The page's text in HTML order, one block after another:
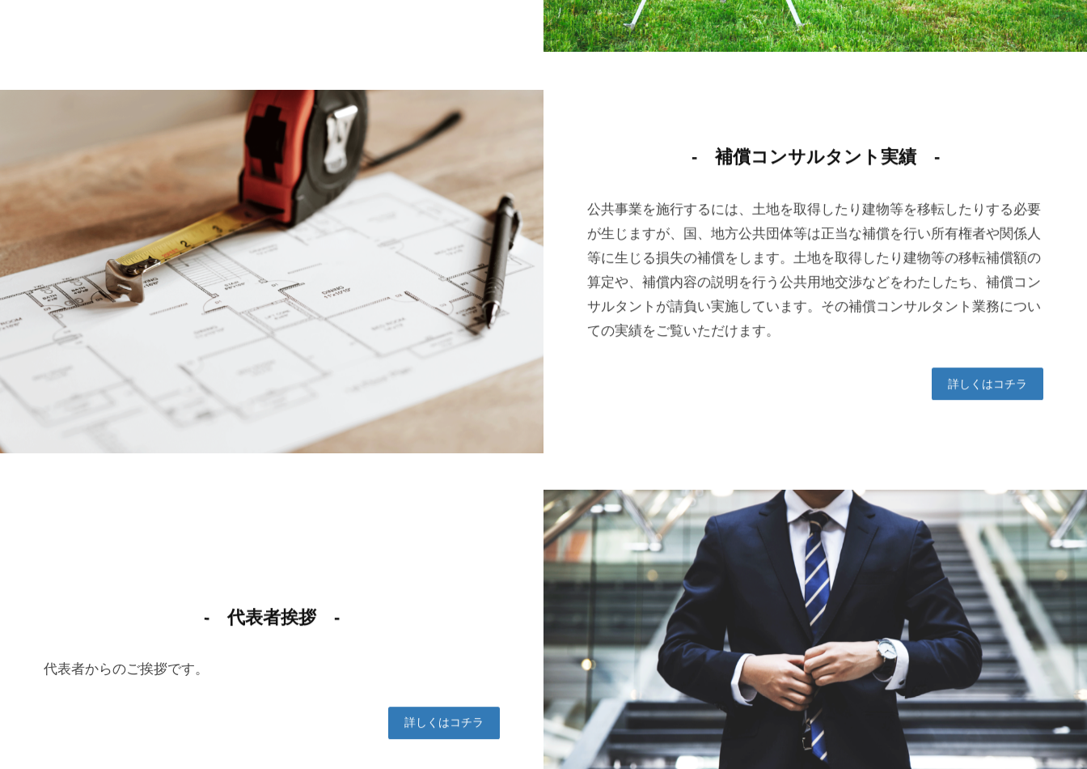
- 補償コンサルタント実績 -
公共事業を施行するには、土地を取得したり建物等を移転したりする必要
が生じますが、国、地方公共団体等は正当な補償を行い所有権者や関係人
等に生じる損失の補償をします。土地を取得したり建物等の移転補償額の
算定や、補償内容の説明を行う公共用地交渉などをわたしたち、補償コン
サルタントが請負い実施しています。その補償コンサルタント業務につい
ての実績をご覧いただけます。
詳しくはコチラ
- 代表者挨拶 -
代表者からのご挨拶です。
詳しくはコチラ